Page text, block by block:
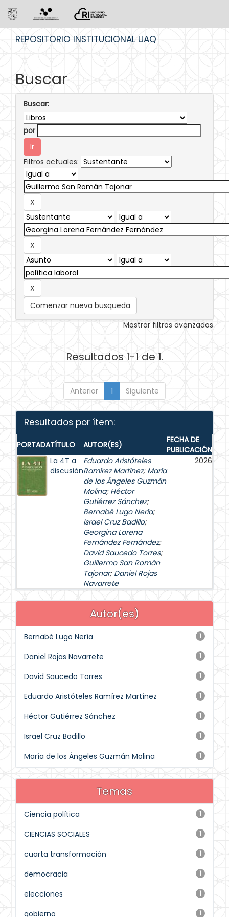
REPOSITORIO INSTITUCIONAL UAQ
Buscar
Buscar:
por
Filtros actuales:
Comenzar nueva busqueda
Mostrar filtros avanzados
Resultados 1-1 de 1.
Anterior 1 Siguiente
Resultados por ítem:
PORTADATÍTULO AUTOR(ES)
FECHA DE
PUBLICACIÓN
La 4T a
discusión
Eduardo Aristóteles
Ramírez Martínez; María
de los Ángeles Guzmán
Molina; Héctor
Gutiérrez Sánchez;
Bernabé Lugo Nería;
Israel Cruz Badillo;
Georgina Lorena
Fernández Fernández;
David Saucedo Torres;
Guillermo San Román
Tajonar; Daniel Rojas
Navarrete
2026
Autor(es)
1
Bernabé Lugo Nería
1
Daniel Rojas Navarrete
1
David Saucedo Torres
1
Eduardo Aristóteles Ramírez Martínez
1
Héctor Gutiérrez Sánchez
1
Israel Cruz Badillo
1
María de los Ángeles Guzmán Molina
Temas
1
Ciencia política
1
CIENCIAS SOCIALES
1
cuarta transformación
1
democracia
1
elecciones
1
gobierno